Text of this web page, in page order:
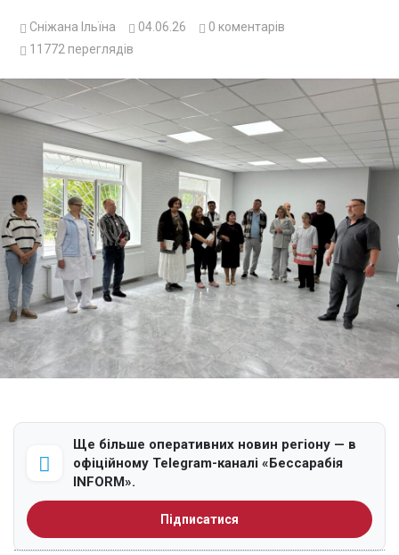
Сніжана Ільїна 04.06.26 0 коментарів
11772 переглядів
Ще більше оперативних новин регіону — в
офіційному Telegram-каналі «Бессарабія
INFORM».
Підписатися